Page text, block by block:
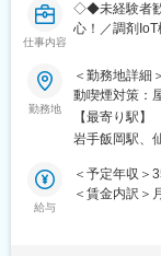
仕事内容
◇◆未経験者歓
心！／調剤
仕事◆◇
【はじめに】
既存のお客様
品である全自
となります。
IoT製品の販
勤務地
＜勤務地詳細
動喫煙対策：
モートワーク
【最寄り駅】
岩手飯岡駅、
給与
＜予定年収＞
＜賃金内訳＞